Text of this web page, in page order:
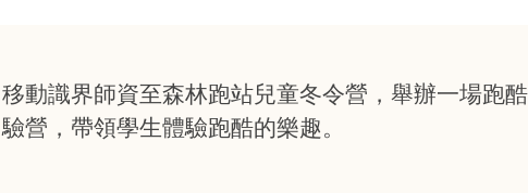
移動識界師資至森林跑站兒童冬令營，舉辦一場跑
驗營，帶領學生體驗跑酷的樂趣。